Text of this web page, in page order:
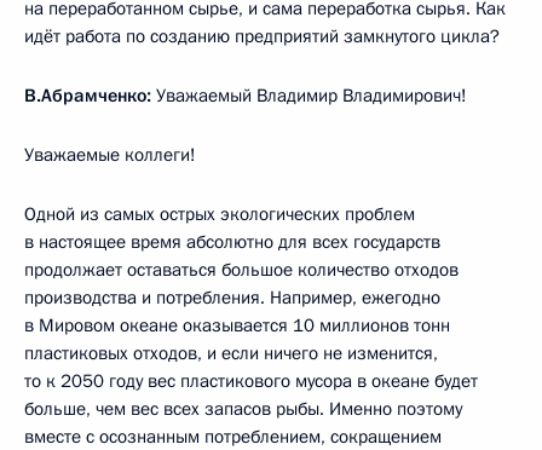
на переработанном сырье, и сама переработка сырья. Как
идёт работа по созданию предприятий замкнутого цикла?
В.Абрамченко: Уважаемый Владимир Владимирович!
Уважаемые коллеги!
Одной из самых острых экологических проблем
в настоящее время абсолютно для всех государств
продолжает оставаться большое количество отходов
производства и потребления. Например, ежегодно
в Мировом океане оказывается 10 миллионов тонн
пластиковых отходов, и если ничего не изменится,
то к 2050 году вес пластикового мусора в океане будет
больше, чем вес всех запасов рыбы. Именно поэтому
вместе с осознанным потреблением, сокращением